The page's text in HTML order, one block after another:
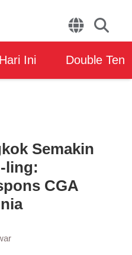
Ini Double Ten
Semakin
ling:
CGA